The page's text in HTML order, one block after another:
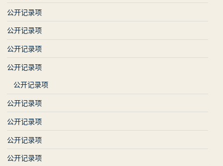
公开记录项
公开记录项
公开记录项
公开记录项
公开记录项
公开记录项
公开记录项
公开记录项
公开记录项